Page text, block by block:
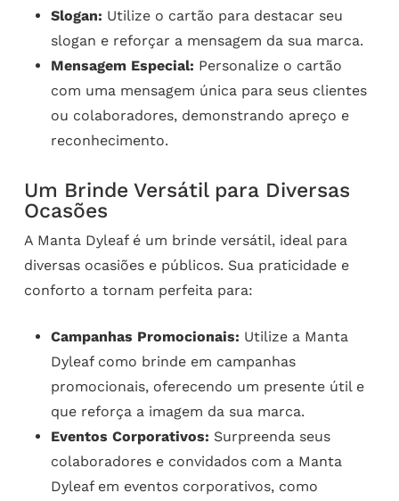
Slogan: Utilize o cartão para destacar seu
slogan e reforçar a mensagem da sua marca.
Mensagem Especial: Personalize o cartão
com uma mensagem única para seus clientes
ou colaboradores, demonstrando apreço e
reconhecimento.
Um Brinde Versátil para Diversas
Ocasões
A Manta Dyleaf é um brinde versátil, ideal para
diversas ocasiões e públicos. Sua praticidade e
conforto a tornam perfeita para:
Campanhas Promocionais: Utilize a Manta
Dyleaf como brinde em campanhas
promocionais, oferecendo um presente útil e
que reforça a imagem da sua marca.
Eventos Corporativos: Surpreenda seus
colaboradores e convidados com a Manta
Dyleaf em eventos corporativos, como